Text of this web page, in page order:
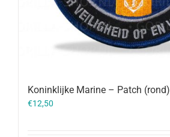
Koninklijke Marine – Patch (rond)
€12,50